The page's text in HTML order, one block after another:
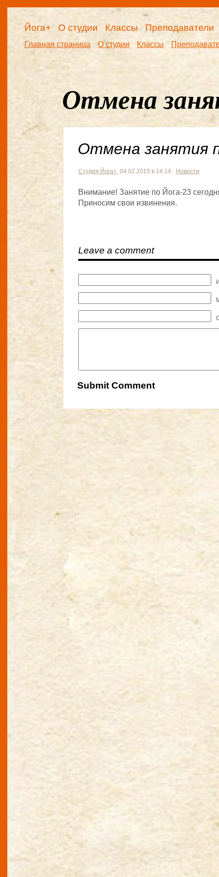
Йога+ О студии Классы Преподаватели
Главная страница О студии Классы
Отмена
Отмена занятия
Студия Йога+ , 04.02.2015 в 14:14 Новости
Внимание! Занятие по Йога-23
Приносим свои извинения.
Leave a comment